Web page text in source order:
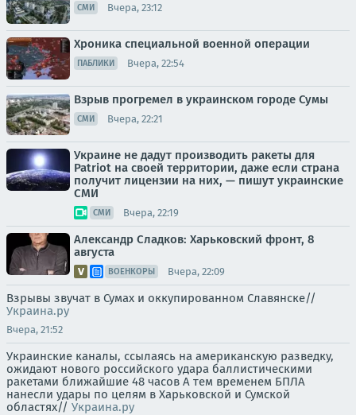
СМИ Вчера, 23:12
Хроника специальной военной операции
ПАБЛИКИ Вчера, 22:54
Взрыв прогремел в украинском городе Сумы
СМИ Вчера, 22:21
Украине не дадут производить ракеты для
Patriot на своей территории, даже если страна
получит лицензии на них, — пишут украинские
СМИ
СМИ Вчера, 22:19
Александр Сладков: Харьковский фронт, 8
августа
ВОЕНКОРЫ Вчера, 22:09
Взрывы звучат в Сумах и оккупированном Славянске//
Украина.ру
Вчера, 21:52
Украинские каналы, ссылаясь на американскую разведку,
ожидают нового российского удара баллистическими
ракетами ближайшие 48 часов А тем временем БПЛА
нанесли удары по целям в Харьковской и Сумской
областях// Украина.ру